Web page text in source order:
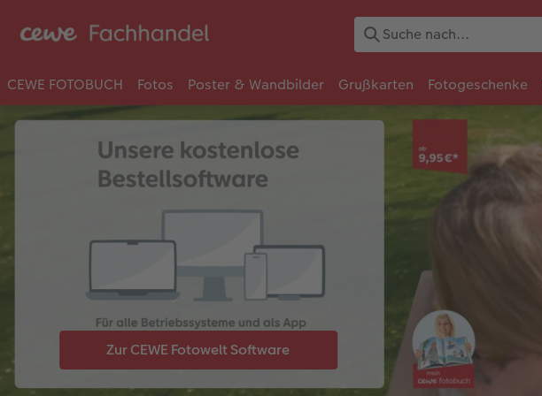
CEWE FOTOBUCH Fotos Poster & Wandbilder Grußkarten Fotogeschenke